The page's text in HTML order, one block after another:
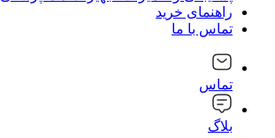
راهنمای خرید
تماس با ما
تماس
بلاگ